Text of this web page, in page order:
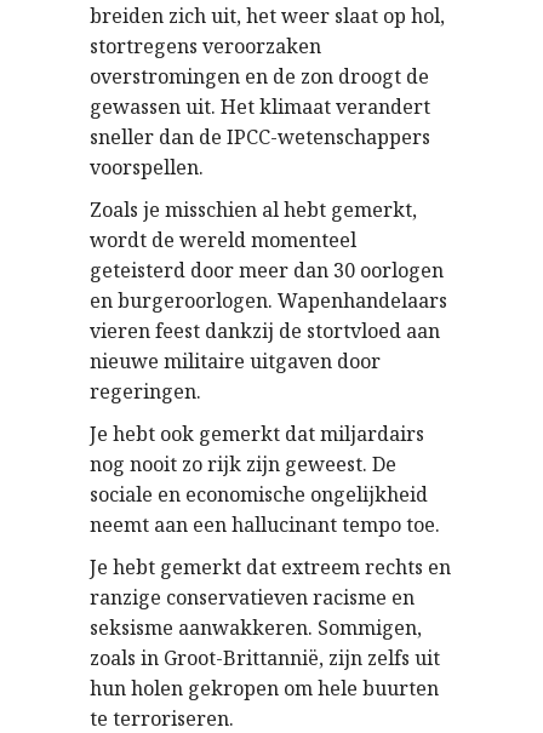
breiden zich uit, het weer slaat op hol,
stortregens veroorzaken
overstromingen en de zon droogt de
gewassen uit. Het klimaat verandert
sneller dan de IPCC-wetenschappers
voorspellen.
Zoals je misschien al hebt gemerkt,
wordt de wereld momenteel
geteisterd door meer dan 30 oorlogen
en burgeroorlogen. Wapenhandelaars
vieren feest dankzij de stortvloed aan
nieuwe militaire uitgaven door
regeringen.
Je hebt ook gemerkt dat miljardairs
nog nooit zo rijk zijn geweest. De
sociale en economische ongelijkheid
neemt aan een hallucinant tempo toe.
Je hebt gemerkt dat extreem rechts en
ranzige conservatieven racisme en
seksisme aanwakkeren. Sommigen,
zoals in Groot-Brittannië, zijn zelfs uit
hun holen gekropen om hele buurten
te terroriseren.